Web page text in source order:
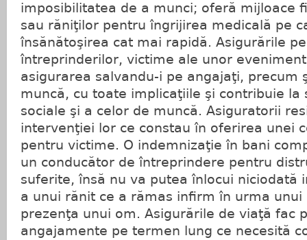
imposibilitatea de a munci; oferă mijloace
sau răniţilor pentru îngrijirea medicală pe
însănătoşirea cat mai rapidă. Asigurările
întreprinderilor, victime ale unor
asigurarea salvandu-i pe angajaţi, precum
muncă, cu toate implicaţiile şi contribuie la
sociale şi a celor de muncă. Asiguratorii
intervenţiei lor ce constau în oferirea unei
pentru victime. O indemnizaţie în bani
un conducător de întreprindere pentru
suferite, însă nu va putea înlocui niciodată
a unui rănit ce a rămas infirm în urma unui
prezenţa unui om. Asigurările de viaţă fac
angajamente pe termen lung ce necesită